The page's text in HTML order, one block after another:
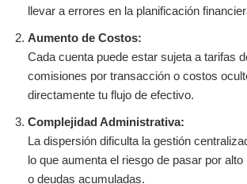
llevar a errores en la planificación
Aumento de Costos:
Cada cuenta puede estar sujeta a tarifas
comisiones por transacción o costos
directamente tu flujo de efectivo.
Complejidad Administrativa:
La dispersión dificulta la gestión
lo que aumenta el riesgo de pasar por
o deudas acumuladas.